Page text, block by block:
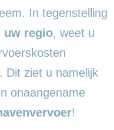
In tegenstelling
uw regio, weet u
Dit ziet u namelijk
onaangename
!